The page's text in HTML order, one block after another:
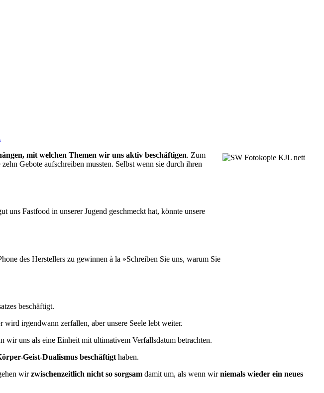
mit welchen Themen wir uns aktiv beschäftigen. Zum
Gebote aufschreiben mussten. Selbst wenn sie durch ihren
Fastfood in unserer Jugend geschmeckt hat, könnte unsere
des Herstellers zu gewinnen à la »Schreiben Sie uns, warum Sie
beschäftigt.
irgendwann zerfallen, aber unsere Seele lebt weiter.
wir uns als eine Einheit mit ultimativem Verfallsdatum betrachten.
Geist-Dualismus beschäftigt haben.
wirzwischenzeitlich nicht so sorgsam damit um, als wenn wirniemals wieder ein neues